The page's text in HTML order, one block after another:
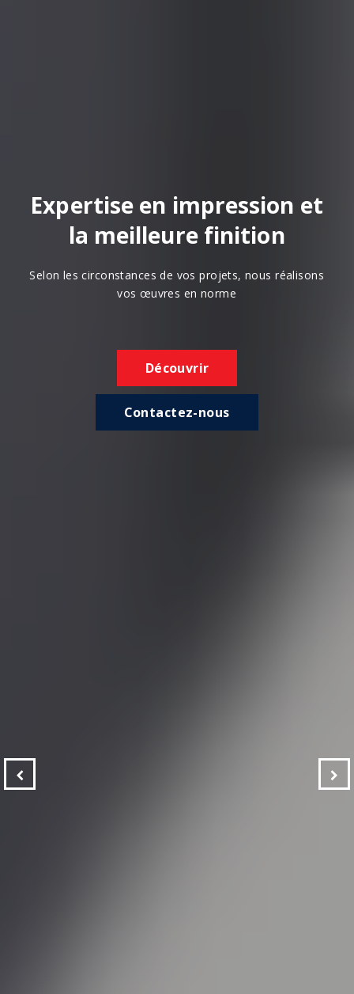
Expertise en impression et
la meilleure finition
Selon les circonstances de vos projets, nous réalisons
vos œuvres en norme
Découvrir
Contactez-nous